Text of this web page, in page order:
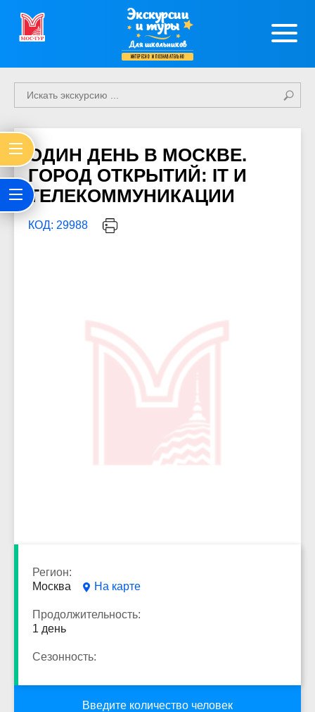
Экскурсии
и туры
Для школьников
интересно и познавательно
ОДИН ДЕНЬ В МОСКВЕ.
ГОРОД ОТКРЫТИЙ: IT И
ТЕЛЕКОММУНИКАЦИИ
КОД: 29988
Регион:
Москва
На карте
Продолжительность:
1 день
Сезонность:
Введите количество человек